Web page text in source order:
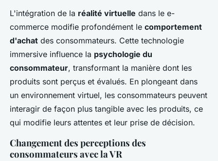
L'intégration de la réalité virtuelle dans le e-
commerce modifie profondément le comportement
d'achat des consommateurs. Cette technologie
immersive influence la psychologie du
consommateur, transformant la manière dont les
produits sont perçus et évalués. En plongeant dans
un environnement virtuel, les consommateurs peuvent
interagir de façon plus tangible avec les produits, ce
qui modifie leurs attentes et leur prise de décision.
Changement des perceptions des
consommateurs avec la VR